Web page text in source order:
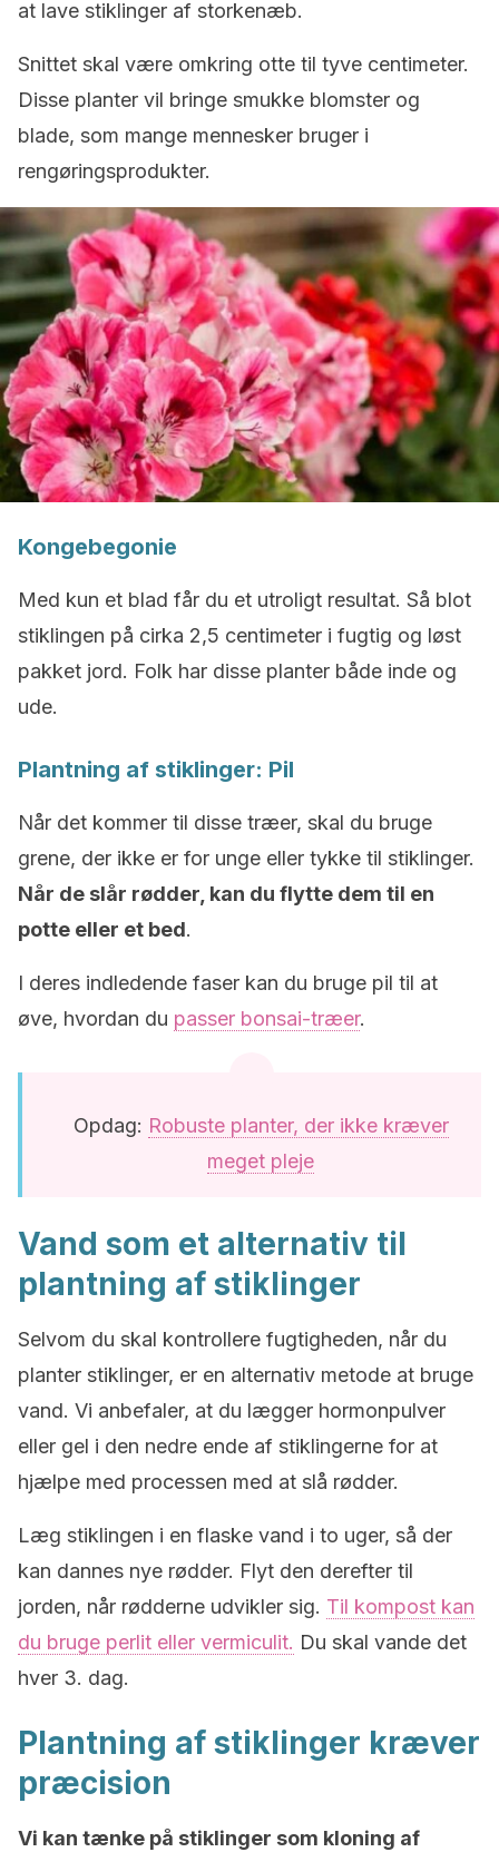
at lave stiklinger af storkenæb.
Snittet skal være omkring otte til tyve centimeter.
Disse planter vil bringe smukke blomster og
blade, som mange mennesker bruger i
rengøringsprodukter.
Kongebegonie
Med kun et blad får du et utroligt resultat. Så blot
stiklingen på cirka 2,5 centimeter i fugtig og løst
pakket jord. Folk har disse planter både inde og
ude.
Plantning af stiklinger: Pil
Når det kommer til disse træer, skal du bruge
grene, der ikke er for unge eller tykke til stiklinger.
Når de slår rødder, kan du flytte dem til en
potte eller et bed.
I deres indledende faser kan du bruge pil til at
øve, hvordan du passer bonsai-træer.
Opdag: Robuste planter, der ikke kræver
meget pleje
Vand som et alternativ til
plantning af stiklinger
Selvom du skal kontrollere fugtigheden, når du
planter stiklinger, er en alternativ metode at bruge
vand. Vi anbefaler, at du lægger hormonpulver
eller gel i den nedre ende af stiklingerne for at
hjælpe med processen med at slå rødder.
Læg stiklingen i en flaske vand i to uger, så der
kan dannes nye rødder. Flyt den derefter til
jorden, når rødderne udvikler sig. Til kompost kan
du bruge perlit eller vermiculit. Du skal vande det
hver 3. dag.
Plantning af stiklinger kræver
præcision
Vi kan tænke på stiklinger som kloning af